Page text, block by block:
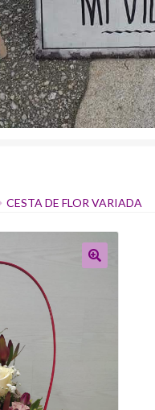
CESTA DE FLOR VARIADA